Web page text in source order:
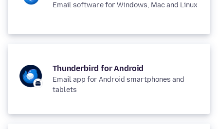
Email software for Windows, Mac and Linux
Thunderbird for Android
Email app for Android smartphones and
tablets